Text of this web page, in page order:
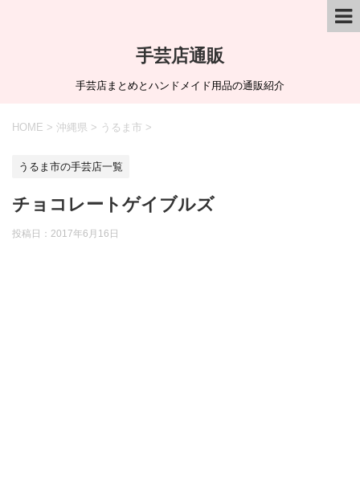
手芸店通販
手芸店まとめとハンドメイド用品の通販紹介
HOME > 沖縄県 > うるま市 >
うるま市の手芸店一覧
チョコレートゲイブルズ
投稿日： 2017年6月16日